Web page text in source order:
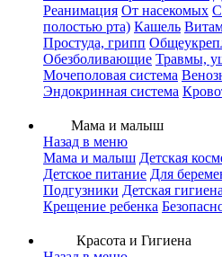
Реанимация От насекомых
полостью рта) Кашель
Простуда, грипп
Обезболивающие Травмы,
Мочеполовая система
Эндокринная система
Мама и малыш
Назад в меню
Мама и малыш Детская
Детское питание Для
Подгузники Детская гигиена
Крещение ребенка
Красота и Гигиена